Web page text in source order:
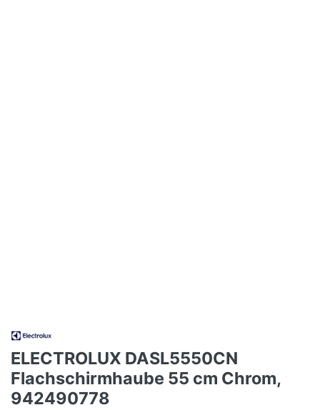
ELECTROLUX DASL5550CN
Flachschirmhaube 55 cm Chrom,
942490778